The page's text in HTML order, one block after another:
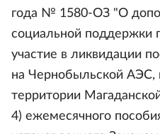
года № 1580-ОЗ "О
социальной поддержки
участие в ликвидации
на Чернобыльской
территории
4) ежемесячного